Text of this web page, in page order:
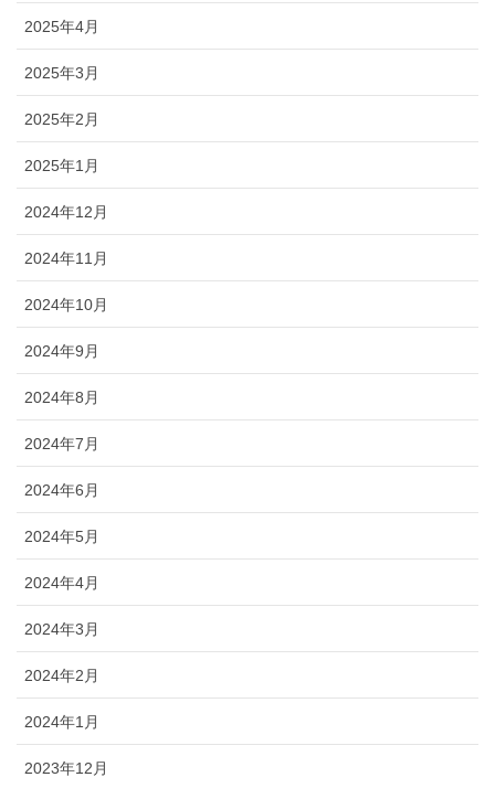
2025年4月
2025年3月
2025年2月
2025年1月
2024年12月
2024年11月
2024年10月
2024年9月
2024年8月
2024年7月
2024年6月
2024年5月
2024年4月
2024年3月
2024年2月
2024年1月
2023年12月